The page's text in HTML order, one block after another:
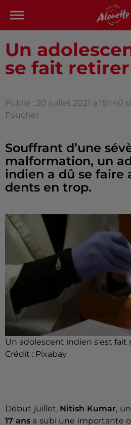
Un
se fait
Publié : 20 juillet 2021 à 15h40
Foucher
Souffrant d’une
malformation, un
indien a dû se faire
dents en trop.
Un adolescent indien s'est fait
Crédit : Pixabay
Début juillet, Nitish Kumar, un
17 ansa subi une importante